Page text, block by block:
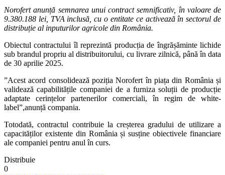
Norofert anunță semnarea unui contract semnificativ, în valoare de
9.380.188 lei, TVA inclusă, cu o entitate ce activează în sectorul de
distribuție al inputurilor agricole din România.
Obiectul contractului îl reprezintă producția de îngrășăminte lichide
sub brandul propriu al distribuitorului, cu livrare zilnică, până în data
de 30 aprilie 2025.
”Acest acord consolidează poziția Norofert în piața din România și
validează capabilitățile companiei de a furniza soluții de producție
adaptate cerințelor partenerilor comerciali, în regim de white-
label”,anunță compania.
Totodată, contractul contribuie la creșterea gradului de utilizare a
capacităților existente din România și susține obiectivele financiare
ale companiei pentru anul în curs.
Distribuie
0